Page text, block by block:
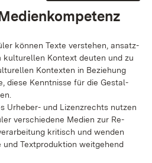
kön­nen Tex­te ver­ste­hen, an­satz­
kul­tu­rel­len Kon­text deu­ten und zu
Kon­tex­ten in Be­zie­hung
die­se Kennt­nis­se für die Ge­stal­
Ur­he­ber- und Li­zenz­rechts nut­zen
ver­schie­de­ne Me­di­en zur Re­
kri­tisch und wen­den
und Text­pro­duk­ti­on weit­ge­hend